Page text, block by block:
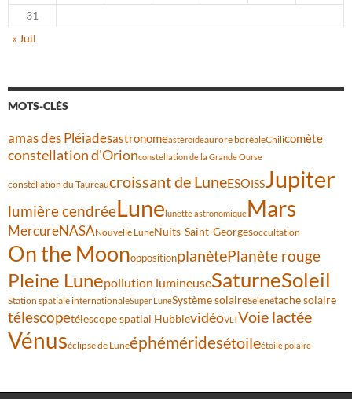
31
« Juil
MOTS-CLÉS
amas des Pléiadesastronomeastéroïdeaurore boréaleChilicomète
constellation d'Orionconstellation de la Grande Ourse
constellation du Taureaucroissant de LuneESOISSJupiter
lumière cendréeLunelunette astronomiqueMars
MercureNASANouvelle LuneNuits-Saint-Georgesoccultation
On the MoonoppositionplanètePlanète rouge
Pleine Lunepollution lumineuseSaturneSoleil
Station spatiale internationaleSuper LuneSystème solaireSélénétache solaire
télescopetélescope spatial HubblevidéoVLTVoie lactée
Vénuséclipse de Luneéphéméridesétoileétoile polaire